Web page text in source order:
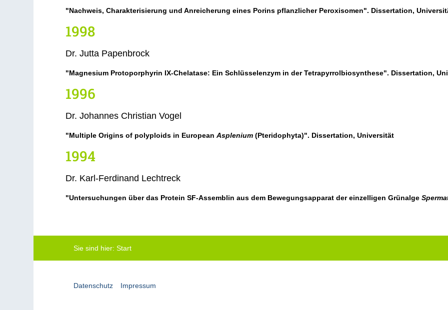
"Nachweis, Charakterisierung und Anreicherung eines Porins pflanzlicher Peroxisomen". Dissertation,
1998
Dr. Jutta Papenbrock
"Magnesium Protoporphyrin IX-Chelatase: Ein Schlüsselenzym in der Tetrapyrrolbiosynthese". Dissertation,
1996
Dr. Johannes Christian Vogel
"Multiple Origins of polyploids in EuropeanAsplenium (Pteridophyta)". Dissertation, Universität
1994
Dr. Karl-Ferdinand Lechtreck
"Untersuchungen über das Protein SF-Assemblin aus dem Bewegungsapparat der einzelligen Grünalge
Sie sind hier: Start
Datenschutz Impressum